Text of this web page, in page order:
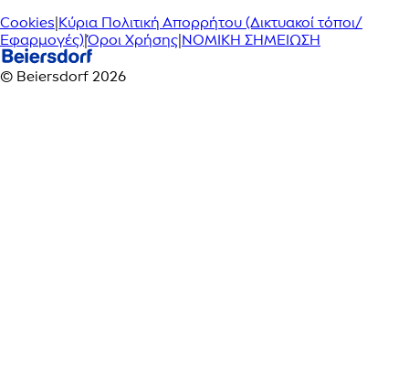
Cookies|Κύρια Πολιτική Απορρήτου (Δικτυακοί τόποι/
Εφαρμογές)|Όροι Χρήσης|ΝΟΜΙΚΗ ΣΗΜΕΙΩΣΗ
© Beiersdorf 2026